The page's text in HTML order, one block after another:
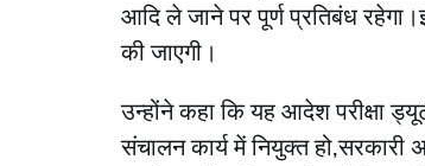
आदि ले जाने पर पूर्ण प्रतिबंध
की जाएगी।
उन्होंने कहा कि यह आदेश परीक्षा
संचालन कार्य में नियुक्त हो,सरकारी